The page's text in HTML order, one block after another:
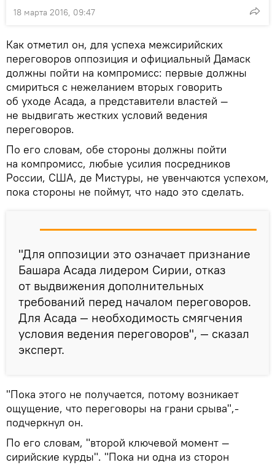
18 марта 2016, 09:47
Как отметил он, для успеха межсирийских
переговоров оппозиция и официальный Дамаск
должны пойти на компромисс: первые должны
смириться с нежеланием вторых говорить
об уходе Асада, а представители властей —
не выдвигать жестких условий ведения
переговоров.
По его словам, обе стороны должны пойти
на компромисс, любые усилия посредников
России, США, де Мистуры, не увенчаются успехом,
пока стороны не поймут, что надо это сделать.
"Для оппозиции это означает признание
Башара Асада лидером Сирии, отказ
от выдвижения дополнительных
требований перед началом переговоров.
Для Асада — необходимость смягчения
условия ведения переговоров", — сказал
эксперт.
"Пока этого не получается, потому возникает
ощущение, что переговоры на грани срыва",-
подчеркнул он.
По его словам, "второй ключевой момент —
сирийские курды". "Пока ни одна из сторон